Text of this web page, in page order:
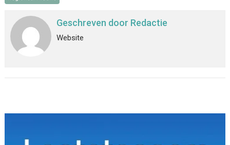
Geschreven door Redactie
Website